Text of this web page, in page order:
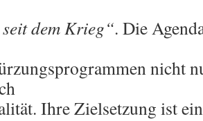
dem Krieg“. Die
nicht
Ihre Zielsetzung ist